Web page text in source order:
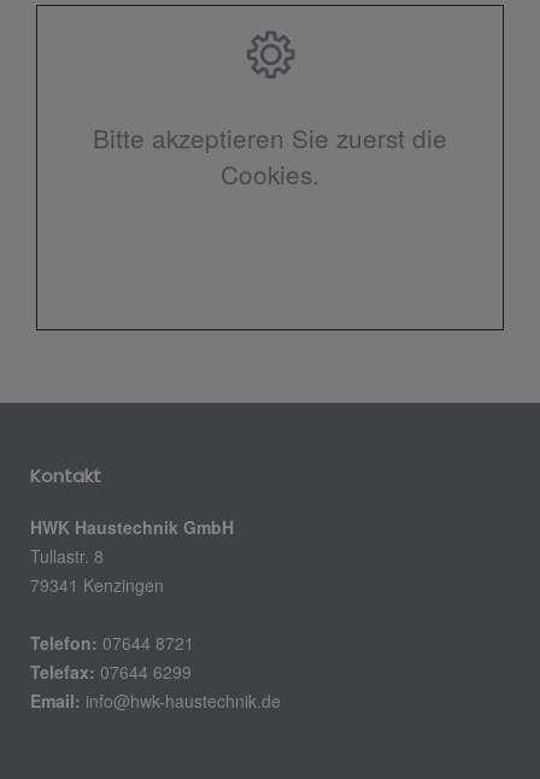
Bitte akzeptieren Sie zuerst die
Cookies.
Kontakt
HWK Haustechnik GmbH
Tullastr. 8
79341 Kenzingen
Telefon: 07644 8721
Telefax: 07644 6299
Email: info@hwk-haustechnik.de